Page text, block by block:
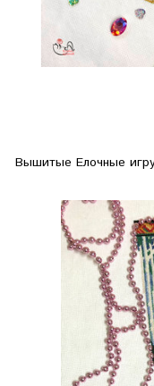
Вышитые Елочные